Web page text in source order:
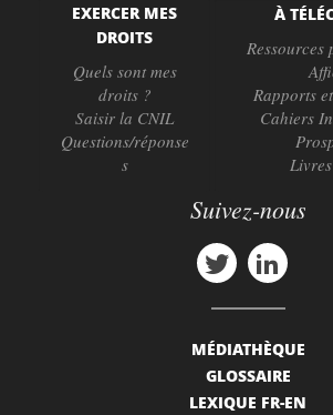
EXERCER MES
DROITS
Quels sont mes
droits ?
Saisir la CNIL
Questions/réponse
s
À
Ressources
Rapports
Cahiers
Suivez-nous
MÉDIATHÈQUE
GLOSSAIRE
LEXIQUE FR-EN